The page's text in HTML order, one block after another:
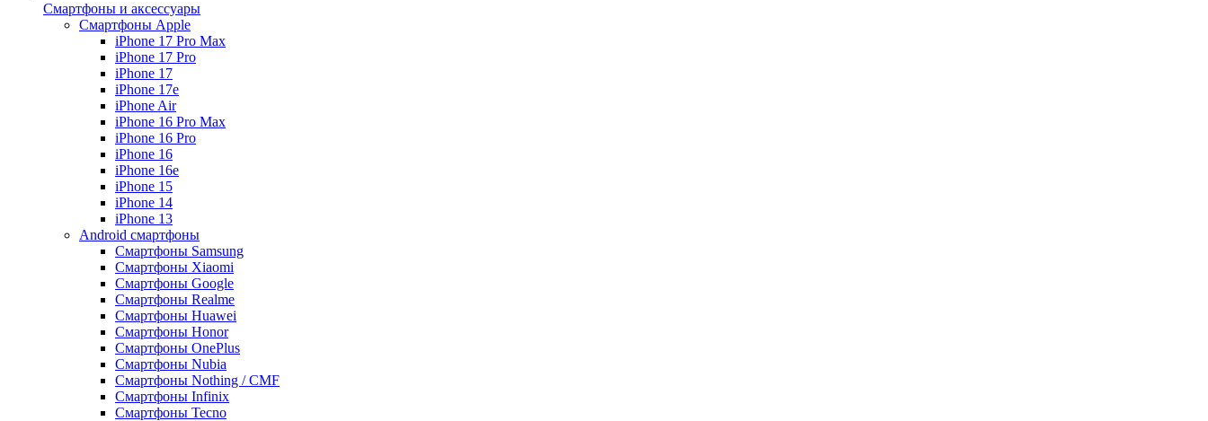
Смартфоны и аксессуары
Смартфоны Apple
iPhone 17 Pro Max
iPhone 17 Pro
iPhone 17
iPhone 17e
iPhone Air
iPhone 16 Pro Max
iPhone 16 Pro
iPhone 16
iPhone 16e
iPhone 15
iPhone 14
iPhone 13
Android cмартфоны
Смартфоны Samsung
Смартфоны Xiaomi
Смартфоны Google
Смартфоны Realme
Смартфоны Huawei
Смартфоны Honor
Смартфоны OnePlus
Смартфоны Nubia
Смартфоны Nothing / CMF
Смартфоны Infinix
Смартфоны Tecno